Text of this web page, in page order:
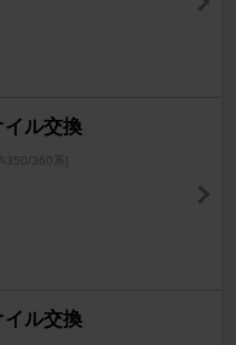
イル交換
360系]
イル交換